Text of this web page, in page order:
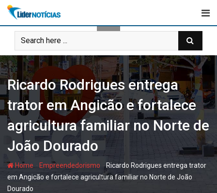
Skip
content
Ricardo Rodrigues entrega
trator em Angicão e fortalece
agricultura familiar no Norte de
João Dourado
Home - Empreendedorismo -Ricardo Rodrigues entrega trator
em Angicão e fortalece agricultura familiar no Norte de João
Dourado